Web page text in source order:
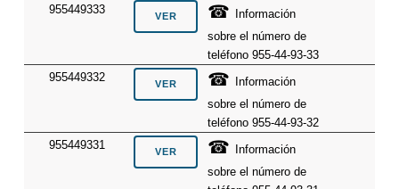
955449333
☎ Información
sobre el número de
teléfono 955-44-93-33
955449332
☎ Información
sobre el número de
teléfono 955-44-93-32
955449331
☎ Información
sobre el número de